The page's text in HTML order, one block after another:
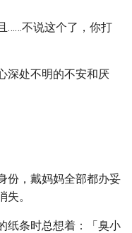
……不说这个了，你打
深处不明的不安和厌
份，戴妈妈全部都办妥
。
纸条时总想着：「臭小